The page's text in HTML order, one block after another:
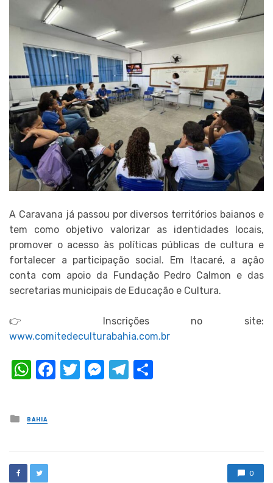
A Caravana já passou por diversos territórios baianos e
tem como objetivo valorizar as identidades locais,
promover o acesso às políticas públicas de cultura e
fortalecer a participação social. Em Itacaré, a ação
conta com apoio da Fundação Pedro Calmon e das
secretarias municipais de Educação e Cultura.
👉 Inscrições no site:
www.comitedeculturabahia.com.br
WhatsApp
Facebook
Twitter
Messenger
Telegram
Posted
in
BAHIA
0